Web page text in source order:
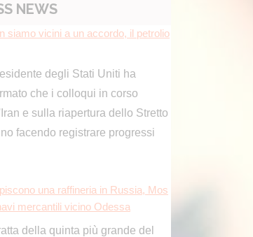
NEWS
siamo vicini a un accordo, il petrolio
degli Stati Uniti ha
che i colloqui in corso
e sulla riapertura dello Stretto
facendo registrare progressi
una raffineria in Russia, Mos
mercantili vicino Odessa
della quinta più grande del